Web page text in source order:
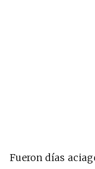
Fueron días